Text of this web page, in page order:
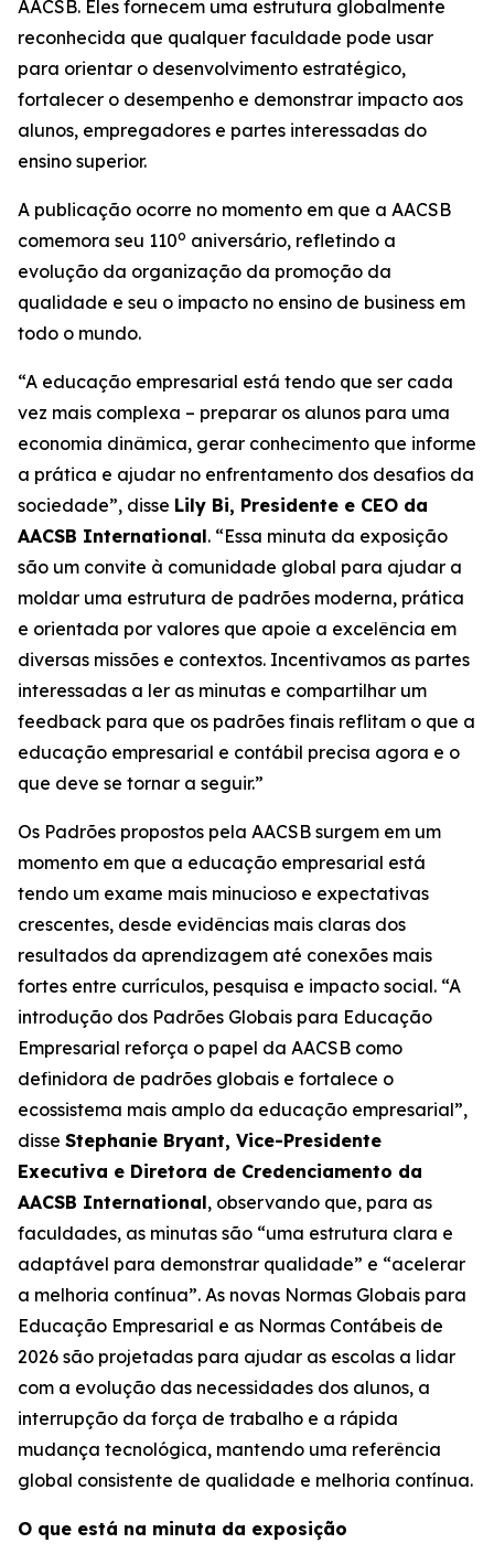
AACSB. Eles fornecem uma estrutura globalmente
reconhecida que qualquer faculdade pode usar
para orientar o desenvolvimento estratégico,
fortalecer o desempenho e demonstrar impacto aos
alunos, empregadores e partes interessadas do
ensino superior.
A publicação ocorre no momento em que a AACSB
comemora seu 110o aniversário, refletindo a
evolução da organização da promoção da
qualidade e seu o impacto no ensino de business em
todo o mundo.
“A educação empresarial está tendo que ser cada
vez mais complexa – preparar os alunos para uma
economia dinâmica, gerar conhecimento que informe
a prática e ajudar no enfrentamento dos desafios da
sociedade”, disse Lily Bi, Presidente e CEO da
AACSB International. “Essa minuta da exposição
são um convite à comunidade global para ajudar a
moldar uma estrutura de padrões moderna, prática
e orientada por valores que apoie a excelência em
diversas missões e contextos. Incentivamos as partes
interessadas a ler as minutas e compartilhar um
feedback para que os padrões finais reflitam o que a
educação empresarial e contábil precisa agora e o
que deve se tornar a seguir.”
Os Padrões propostos pela AACSB surgem em um
momento em que a educação empresarial está
tendo um exame mais minucioso e expectativas
crescentes, desde evidências mais claras dos
resultados da aprendizagem até conexões mais
fortes entre currículos, pesquisa e impacto social. “A
introdução dos Padrões Globais para Educação
Empresarial reforça o papel da AACSB como
definidora de padrões globais e fortalece o
ecossistema mais amplo da educação empresarial”,
disse Stephanie Bryant, Vice-Presidente
Executiva e Diretora de Credenciamento da
AACSB International, observando que, para as
faculdades, as minutas são “uma estrutura clara e
adaptável para demonstrar qualidade” e “acelerar
a melhoria contínua”. As novas Normas Globais para
Educação Empresarial e as Normas Contábeis de
2026 são projetadas para ajudar as escolas a lidar
com a evolução das necessidades dos alunos, a
interrupção da força de trabalho e a rápida
mudança tecnológica, mantendo uma referência
global consistente de qualidade e melhoria contínua.
O que está na minuta da exposição